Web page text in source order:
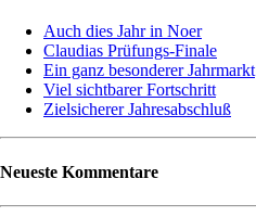
Auch dies Jahr in Noer
Claudias Prüfungs-Finale
Ein ganz besonderer Jahrmarkt
Viel sichtbarer Fortschritt
Zielsicherer Jahresabschluß
Neueste Kommentare